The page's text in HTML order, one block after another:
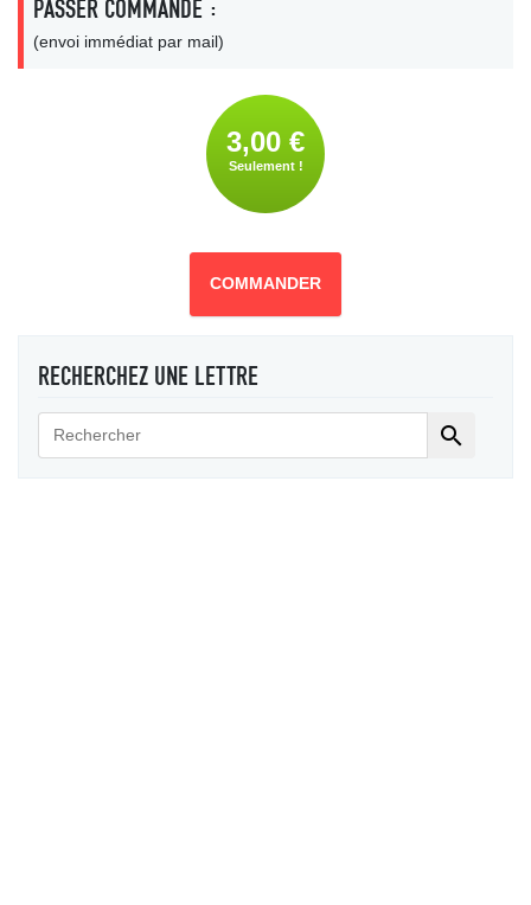
PASSER COMMANDE :
(envoi immédiat par mail)
3,00 €
Seulement !
COMMANDER
RECHERCHEZ UNE LETTRE
